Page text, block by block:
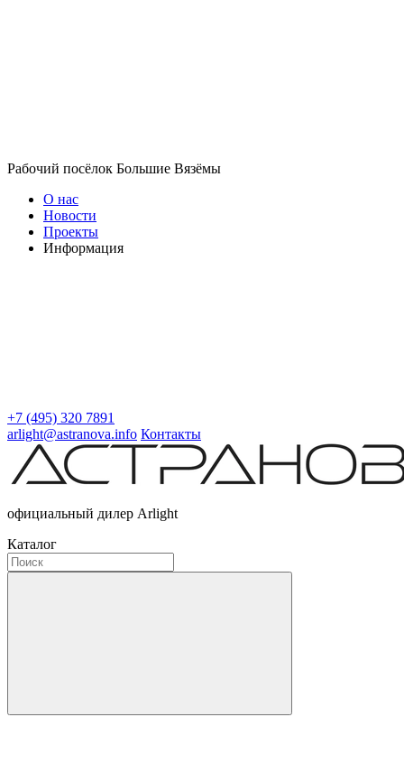
Рабочий посёлок Большие Вязёмы
О нас
Новости
Проекты
Информация
+7 (495) 320 7891
arlight@astranova.info Контакты
официальный дилер Arlight
Каталог